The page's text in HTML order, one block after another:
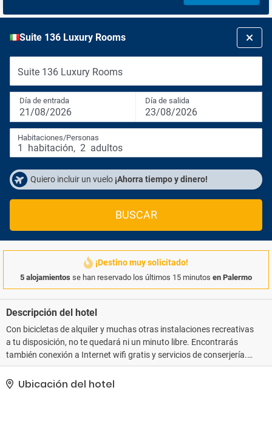
Suite 136 Luxury Rooms
Suite 136 Luxury Rooms
Día de entrada
21/08/2026
Día de salida
23/08/2026
Habitaciones/Personas
1 habitación, 2 adultos
Quiero incluir un vuelo ¡Ahorra tiempo y dinero!
BUSCAR
¡Destino muy solicitado!
5 alojamientos se han reservado los últimos 15 minutos en Palermo
Descripción del hotel
Con bicicletas de alquiler y muchas otras instalaciones recreativas
a tu disposición, no te quedará ni un minuto libre. Encontrarás
también conexión a Internet wifi gratis y servicios de conserjería.
Recorre rápida y cómodamente las principales atracciones de la
zona gracias al servicio de transporte (de pago).. Tendrás
Ubicación del hotel